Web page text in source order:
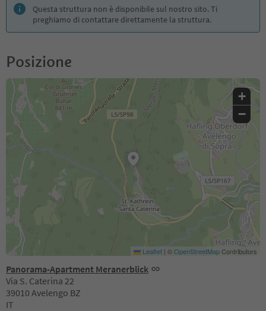
Questa struttura non è disponibile sul nostro sito. Ti
preghiamo di contattare direttamente la struttura.
Posizione
Panorama-Apartment Meranerblick
Via S. Caterina 22
39010 Avelengo BZ
IT
+
−
Leaflet | ©OpenStreetMapContributors